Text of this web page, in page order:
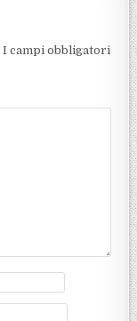
I campi obbligatori